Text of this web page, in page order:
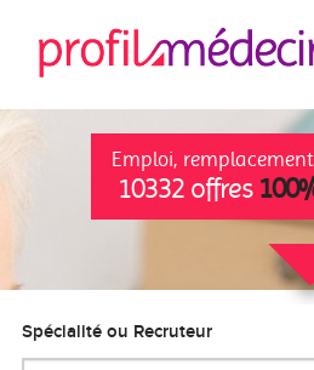
Emploi,
10332 offres
Spécialité ou Recruteur